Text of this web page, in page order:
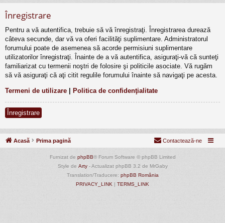
Înregistrare
Pentru a vă autentifica, trebuie să vă înregistraţi. Înregistrarea durează
câteva secunde, dar vă va oferi facilităţi suplimentare. Administratorul
forumului poate de asemenea să acorde permisiuni suplimentare
utilizatorilor înregistraţi. Înainte de a vă autentifica, asiguraţi-vă că sunteţi
familiarizat cu termenii noştri de folosire şi politicile asociate. Vă rugăm
să vă asiguraţi că aţi citit regulile forumului înainte să navigaţi pe acesta.
Termeni de utilizare Politica de confidenţialitate
Înregistrare
Acasă Prima pagină Contactează-ne
Furnizat de phpBB® Forum Software © phpBB Limited
Style de Arty- Actualizat phpBB 3.2 de MrGaby
Translation/Traducere: phpBB România
PRIVACY_LINK | TERMS_LINK